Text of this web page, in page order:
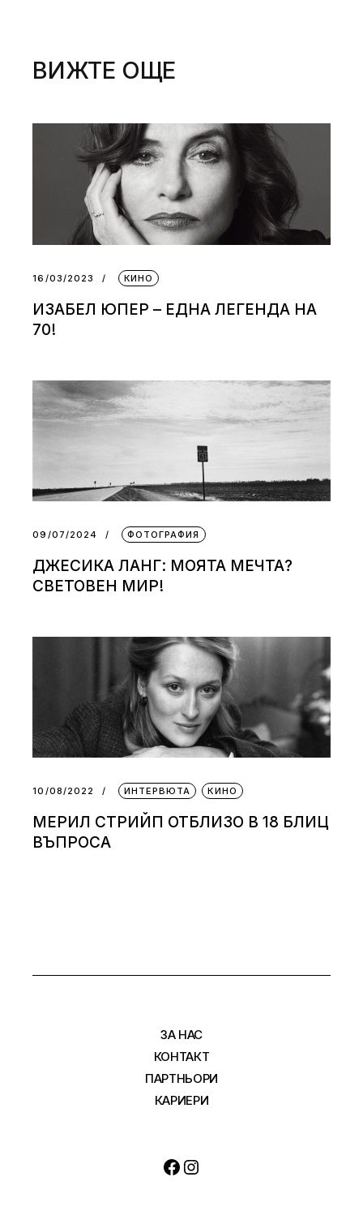
ВИЖТЕ ОЩЕ
16/03/2023 КИНО
ИЗАБЕЛ ЮПЕР – ЕДНА ЛЕГЕНДА НА
70!
09/07/2024 ФОТОГРАФИЯ
ДЖЕСИКА ЛАНГ: МОЯТА МЕЧТА?
СВЕТОВЕН МИР!
10/08/2022 ИНТЕРВЮТА КИНО
МЕРИЛ СТРИЙП ОТБЛИЗО В 18 БЛИЦ
ВЪПРОСА
ЗА НАС
КОНТАКТ
ПАРТНЬОРИ
КАРИЕРИ